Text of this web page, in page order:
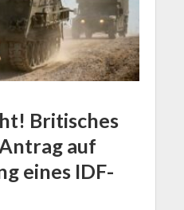
Britisches
auf
eines IDF-